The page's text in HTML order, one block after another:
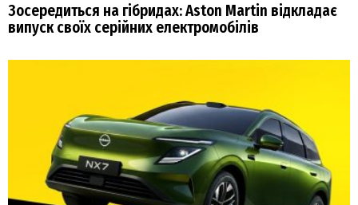
Зосередиться на гібридах: Aston Martin відкладає
випуск своїх серійних електромобілів